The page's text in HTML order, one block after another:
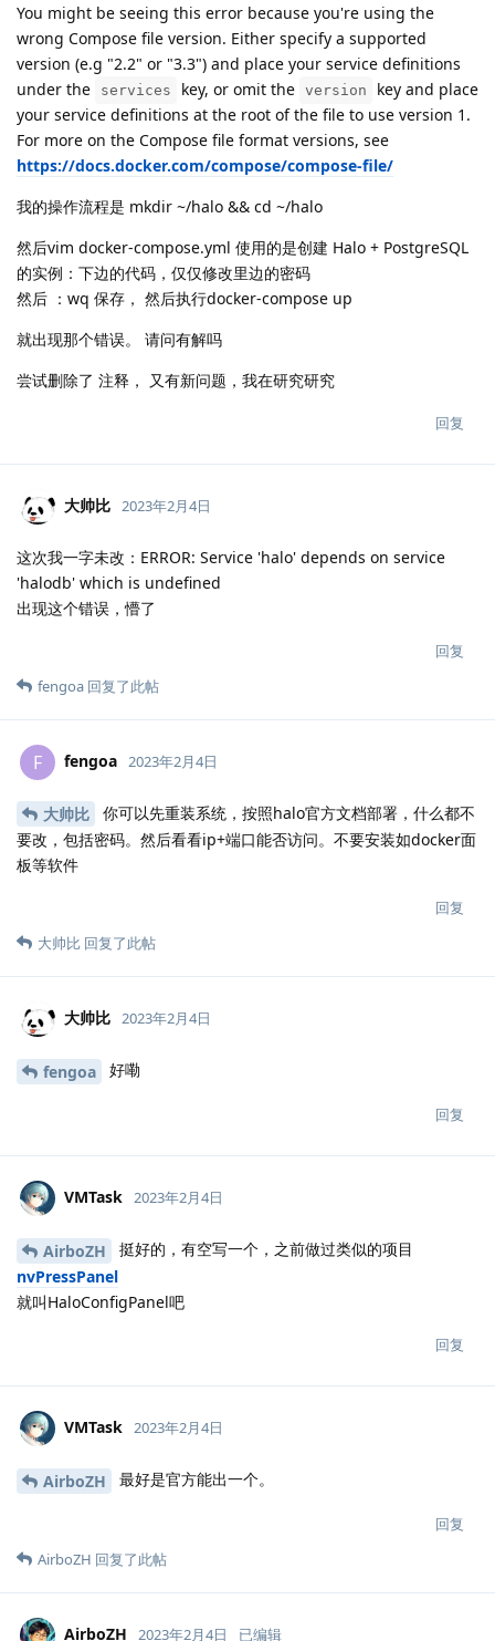
You might be seeing this error because you're using the
wrong Compose file version. Either specify a supported
version (e.g "2.2" or "3.3") and place your service definitions
under the
services key, or omit the version
key and place
your service definitions at the root of the file to use version 1.
For more on the Compose file format versions, see
https://docs.docker.com/compose/compose-file/
我的操作流程是 mkdir ~/halo && cd ~/halo
然后vim docker-compose.yml 使用的是创建 Halo + PostgreSQL
的实例：下边的代码，仅仅修改里边的密码
然后 ：wq 保存， 然后执行docker-compose up
就出现那个错误。 请问有解吗
尝试删除了 注释， 又有新问题，我在研究研究
回复
大帅比 2023年2月4日
这次我一字未改：ERROR: Service 'halo' depends on service
'halodb' which is undefined
出现这个错误，懵了
回复
fengoa 回复了此帖
F fengoa 2023年2月4日
大帅比
你可以先重装系统，按照halo官方文档部署，什么都不
要改，包括密码。然后看看ip+端口能否访问。不要安装如docker面
板等软件
回复
大帅比 回复了此帖
大帅比 2023年2月4日
fengoa 好嘞
回复
VMTask 2023年2月4日
AirboZH
挺好的，有空写一个，之前做过类似的项目
nvPressPanel
就叫HaloConfigPanel吧
回复
VMTask 2023年2月4日
AirboZH 最好是官方能出一个。
回复
AirboZH 回复了此帖
AirboZH 2023年2月4日 已编辑